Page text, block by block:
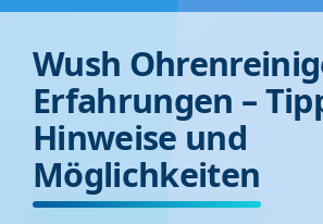
Wush
Erfahrungen –
Hinweise und
Möglichkeiten